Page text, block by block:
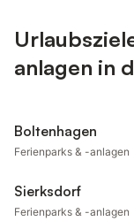
anlagen in
Boltenhagen
Ferienparks & -anlagen
Sierksdorf
Ferienparks & -anlagen